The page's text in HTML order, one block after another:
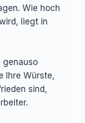
Wie hoch
liegt in
genauso
Ihre Würste,
sind,